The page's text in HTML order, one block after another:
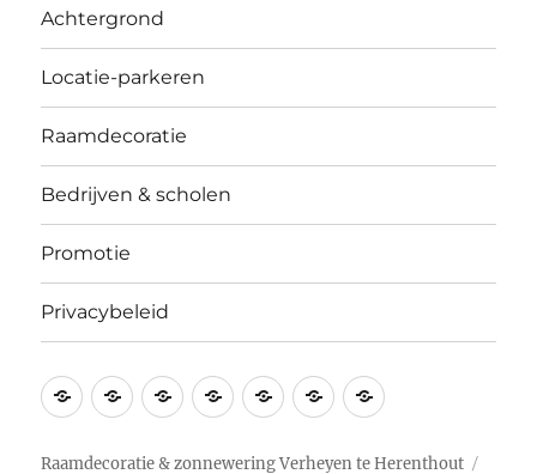
Achtergrond
Locatie-parkeren
Raamdecoratie
Bedrijven & scholen
Promotie
Privacybeleid
HomeAchtergrond
Locatie-
parkeren
Raamdecoratie
Bedrijven
scholen
PromotiePrivacybeleid
Raamdecoratie & zonnewering Verheyen te Herenthout